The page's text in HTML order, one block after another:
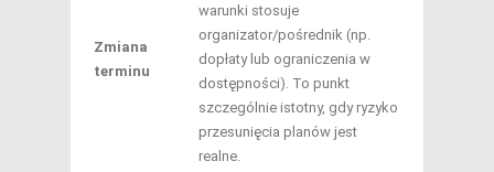
Zmiana
terminu
warunki stosuje
organizator/pośrednik (np.
dopłaty lub ograniczenia w
dostępności). To punkt
szczególnie istotny, gdy ryzyko
przesunięcia planów jest
realne.